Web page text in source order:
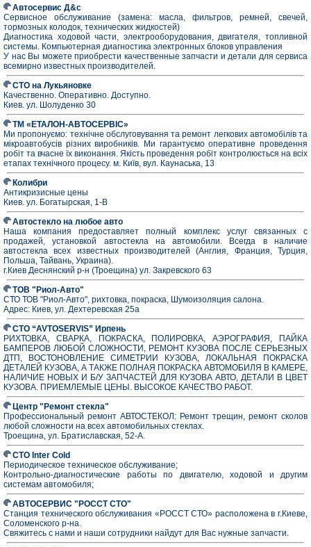
Автосервис Д&с
Сервисное обслуживание (замена: масла, фильтров, ремней, свечей,
тормозных колодок, технических жидкостей)
Диагностика ходовой части, электрооборудования, двигателя, топливной
системы. Компьютерная диагностика электронных блоков управления
У нас Вы можете приобрести качественные запчасти и детали для сервиса
всемирно известных производителей.
СТО на Лукьяновке
Качественно. Оперативно. Доступно.
Киев. ул. Шолуденко 30
ТМ «ЕТАЛОН-АВТОСЕРВІС»
Ми пропонуємо: технічне обслуговування та ремонт легкових автомобілів та
мікроавтобусів різних виробників. Ми гарантуємо оперативне проведення
робіт та вчасне їх виконання. Якість проведення робіт контролюється на всіх
етапах технічного процесу. м. Київ, вул. Каунаська, 13
Колибри
Антикризисные цены
Киев. ул. Богатырская, 1-В
Автостекло на любое авто
Наша компания предоставляет полный комплекс услуг связанных с
продажей, установкой автостекла на автомобили. Всегда в наличие
автостекла всех известных производителей (Англия, Франция, Турция,
Польша, Тайвань, Украина).
г.Киев Деснянский р-н (Троещина) ул. Закревского 63
ТОВ "Риол-Авто"
СТО ТОВ "Риол-Авто", рихтовка, покраска, Шумоизоляция салона.
Адрес: Киев, ул. Дехтеревская 25а
СТО “AVTOSERVIS” Ирпень
РИХТОВКА, СВАРКА, ПОКРАСКА, ПОЛИРОВКА, АЭРОГРАФИЯ, ПАЙКА
БАМПЕРОВ ЛЮБОЙ СЛОЖНОСТИ, РЕМОНТ КУЗОВА ПОСЛЕ СЕРЬЕЗНЫХ
ДТП, ВОСТОНОВЛЕНИЕ СИМЕТРИИ КУЗОВА, ЛОКАЛЬНАЯ ПОКРАСКА
ДЕТАЛЕЙ КУЗОВА, А ТАКЖЕ ПОЛНАЯ ПОКРАСКА АВТОМОБИЛЯ В КАМЕРЕ,
НАЛИЧИЕ НОВЫХ И Б/У ЗАПЧАСТЕЙ ДЛЯ КУЗОВА АВТО, ДЕТАЛИ В ЦВЕТ
КУЗОВА. ПРИЕМЛЕМЫЕ ЦЕНЫ. ВЫСОКОЕ КАЧЕСТВО РАБОТ.
Центр "Ремонт стекла"
Профессиональный ремонт АВТОСТЕКОЛ: Ремонт трещин, ремонт сколов
любой сложности на всех автомобильных стеклах.
Троещина, ул. Братиславская, 52-А.
СТО Inter Cold
Периодическое техническое обслуживание;
Контрольно-диагностические работы по двигателю, ходовой и другим
системам автомобиля;
АВТОСЕРВИС "РОССТ СТО"
Станция технического обслуживания «РОССТ СТО» расположена в г.Киеве,
Соломенского р-на.
Свяжитесь с нами и наши сотрудники найдут для Вас нужные запчасти.